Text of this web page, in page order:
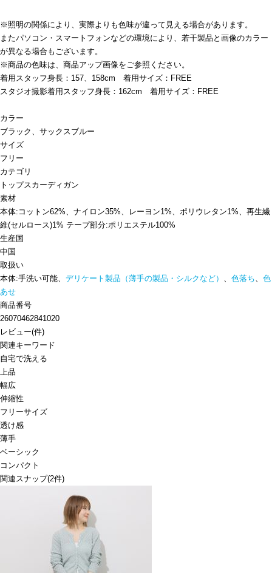
※照明の関係により、実際よりも色味が違って見える場合があります。
またパソコン・スマートフォンなどの環境により、若干製品と画像のカラー
が異なる場合もございます。
※商品の色味は、商品アップ画像をご参照ください。
着用スタッフ身長：157、158cm 着用サイズ：FREE
スタジオ撮影着用スタッフ身長：162cm 着用サイズ：FREE
カラー
ブラック、サックスブルー
サイズ
フリー
カテゴリ
トップスカーディガン
素材
本体:コットン62%、ナイロン35%、レーヨン1%、ポリウレタン1%、再生繊
維(セルロース)1% テープ部分:ポリエステル100%
生産国
中国
取扱い
本体:手洗い可能、 デリケート製品（薄手の製品・シルクなど） 、 色落ち、 色
あせ
商品番号
26070462841020
レビュー(件)
関連キーワード
自宅で洗える
上品
幅広
伸縮性
フリーサイズ
透け感
薄手
ベーシック
コンパクト
関連スナップ(2件)